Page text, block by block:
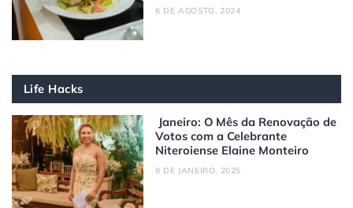
6 DE AGOSTO, 2024
Life Hacks
Janeiro: O Mês da Renovação de
Votos com a Celebrante
Niteroiense Elaine Monteiro
8 DE JANEIRO, 2025